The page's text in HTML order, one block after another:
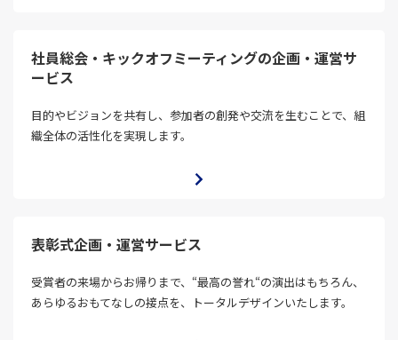
社員総会・キックオフミーティングの企画・運営サ
ービス
目的やビジョンを共有し、参加者の創発や交流を生むことで、組
織全体の活性化を実現します。
表彰式企画・運営サービス
受賞者の来場からお帰りまで、“最高の誉れ“の演出はもちろん、
あらゆるおもてなしの接点を、トータルデザインいたします。